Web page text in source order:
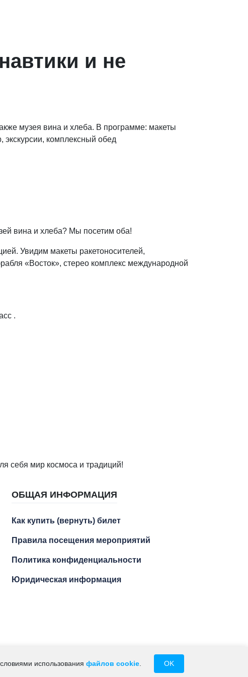
и не
музея вина и хлеба. В программе: макеты
экскурсии, комплексный обед
вина и хлеба? Мы посетим оба!
Увидим макеты ракетоносителей,
«Восток», стерео комплекс международной
.
себя мир космоса и традиций!
ОБЩАЯ ИНФОРМАЦИЯ
Как купить (вернуть) билет
Правила посещения мероприятий
Политика конфиденциальности
Юридическая информация
М.А. ИНН 234102429256
использования файлов cookie OK